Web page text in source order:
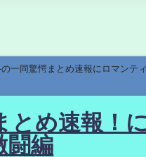
一同驚愕まとめ速報にロマンテ
とめ速報！
闘編